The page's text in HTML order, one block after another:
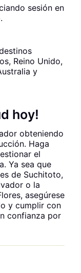
sesión en
Reino Unido,
y
hoy!
obteniendo
Haga
el
Ya sea que
de Suchitoto,
o la
asegúrese
y cumplir con
confianza por